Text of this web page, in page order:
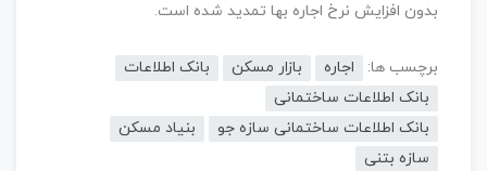
بدون افزایش نرخ اجاره بها تمدید شده‌‌ است.
برچسب ها: اجاره بازار مسکن
بانک اطلاعات
بانک اطلاعات ساختمانی
بانک اطلاعات ساختمانی سازه جو
بنیاد مسکن
سازه بتنی